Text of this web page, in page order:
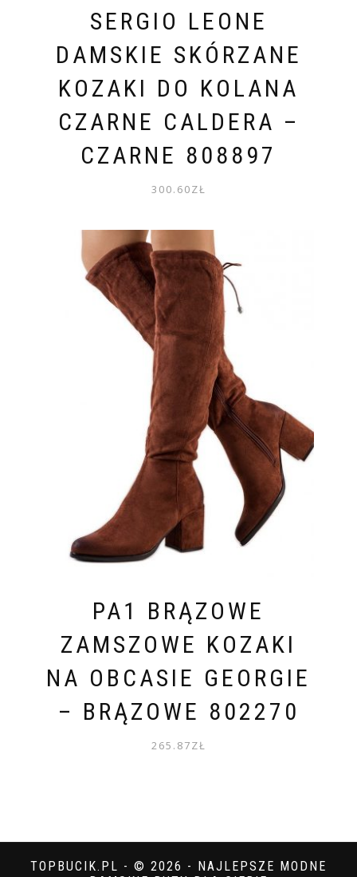
SERGIO LEONE
DAMSKIE SKÓRZANE
KOZAKI DO KOLANA
CZARNE CALDERA –
CZARNE 808897
300.60ZŁ
PA1 BRĄZOWE
ZAMSZOWE KOZAKI
NA OBCASIE GEORGIE
– BRĄZOWE 802270
265.87ZŁ
TOPBUCIK.PL - © 2026 - NAJLEPSZE MODNE